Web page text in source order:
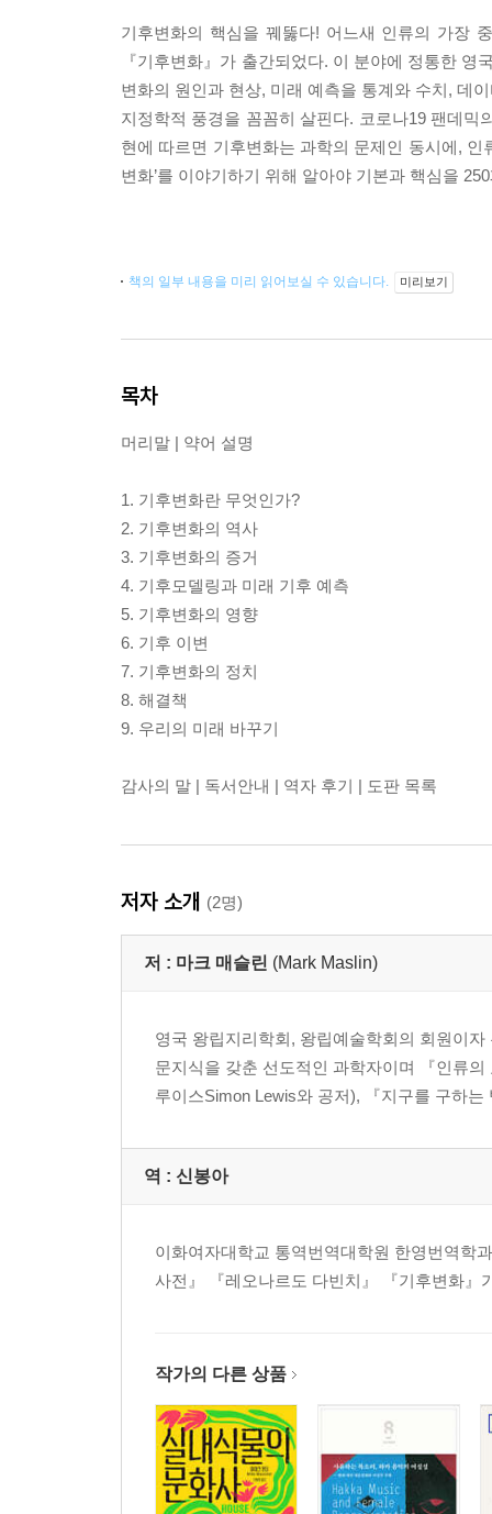
기후변화의 핵심을 꿰뚫다! 어느새 인류의 가장
『기후변화』가 출간되었다. 이 분야에 정통한
변화의 원인과 현상, 미래 예측을 통계와 수치, 데
지정학적 풍경을 꼼꼼히 살핀다. 코로나19 팬데
현에 따르면 기후변화는 과학의 문제인 동시에, 인
변화’를 이야기하기 위해 알아야 기본과 핵심을
책의 일부 내용을 미리 읽어보실 수 있습니다. 미리보기
목차
머리말 | 약어 설명
1. 기후변화란 무엇인가?
2. 기후변화의 역사
3. 기후변화의 증거
4. 기후모델링과 미래 기후 예측
5. 기후변화의 영향
6. 기후 이변
7. 기후변화의 정치
8. 해결책
9. 우리의 미래 바꾸기
감사의 말 | 독서안내 | 역자 후기 | 도판 목록
저자 소개 (2명)
저 : 마크 매슬린 (Mark Maslin)
영국 왕립지리학회, 왕립예술학회의 회원이
문지식을 갖춘 선도적인 과학자이며 『인류
루이스Simon Lewis와 공저), 『지구를 구하
역 : 신봉아
이화여자대학교 통역번역대학원 한영번역학
사전』 『레오나르도 다빈치』 『기후변화』
작가의 다른 상품